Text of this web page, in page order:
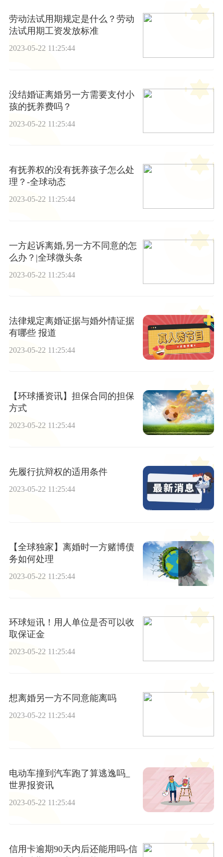
劳动法试用期规定是什么？劳动
法试用期工资发放标准
2023-05-22 11:25:44
没结婚证离婚另一方需要支付小
孩的抚养费吗？
2023-05-22 11:25:44
有抚养权的没有抚养孩子怎么处
理？-全球动态
2023-05-22 11:25:44
一方起诉离婚,另一方不同意的怎
么办？|全球微头条
2023-05-22 11:25:44
法律规定离婚证据与婚外情证据
有哪些 报道
2023-05-22 11:25:44
【环球播资讯】担保合同的担保
方式
2023-05-22 11:25:44
先履行抗辩权的适用条件
2023-05-22 11:25:44
【全球独家】离婚时一方赌博债
务如何处理
2023-05-22 11:25:44
环球短讯！用人单位是否可以收
取保证金
2023-05-22 11:25:44
想离婚另一方不同意能离吗
2023-05-22 11:25:44
电动车撞到汽车跑了算逃逸吗_
世界报资讯
2023-05-22 11:25:44
信用卡逾期90天内后还能用吗-信